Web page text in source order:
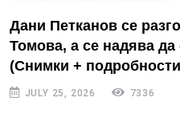
Дани Петканов се
Томова, а се надява да
(Снимки +
JULY 25, 2026 7336